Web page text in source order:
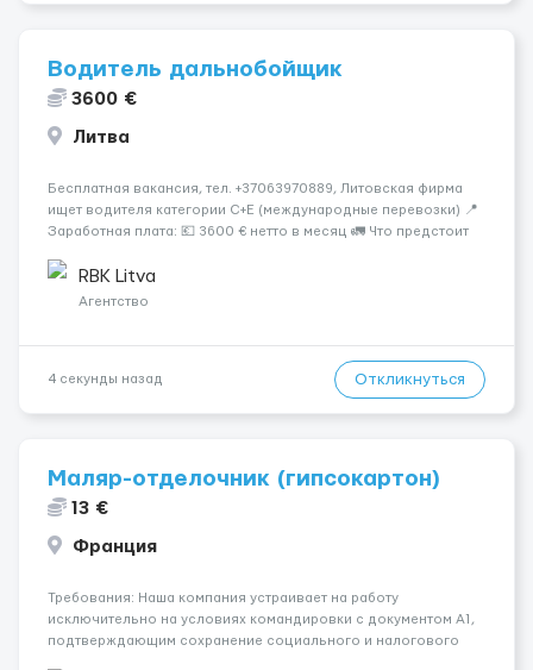
Водитель дальнобойщик
3600 €
Литва
Бесплатная вакансия, тел. +37063970889, Литовская фирма
ищет водителя категории C+E (международные перевозки) 📍
Заработная плата: 💶 3600 € нетто в месяц 🚛 Что предстоит
рефрижераторах. В среднем 400–500 км в день. Погрузки и
разгрузки ...
RBK Litva
Агентство
4 секунды назад Откликнуться
Маляр-отделочник (гипсокартон)
13 €
Франция
Требования: Наша компания устраивает на работу
исключительно на условиях командировки с документом A1,
подтверждающим сохранение социального и налогового